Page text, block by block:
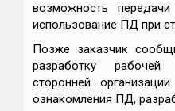
возможность
использование ПД при
Позже заказчик
разработку
сторонней
ознакомления ПД,